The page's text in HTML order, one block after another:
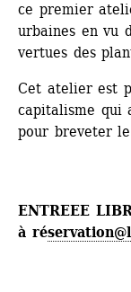
ce premier
urbaines en vu
vertues des
Cet atelier est
capitalisme qui
pour breveter
ENTREEE
à ré